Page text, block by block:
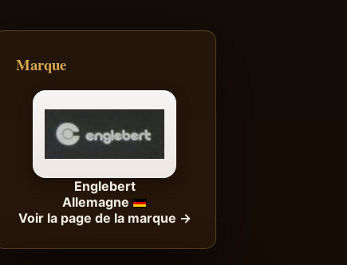
Marque
Englebert
Allemagne
Voir la page de la marque →